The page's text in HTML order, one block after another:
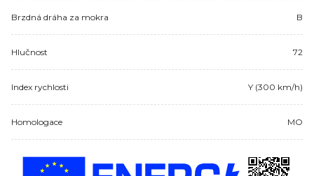
Brzdná dráha za mokra B
Hlučnost 72
Index rychlosti Y (300 km/h)
Homologace MO